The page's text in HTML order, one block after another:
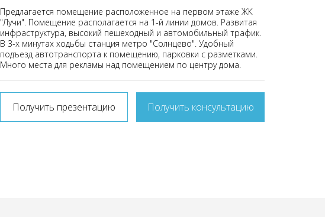
Предлагается помещение расположенное на первом этаже ЖК
"Лучи". Помещение располагается на 1-й линии домов. Развитая
инфраструктура, высокий пешеходный и автомобильный трафик.
В 3-х минутах ходьбы станция метро "Солнцево". Удобный
подъезд автотранспорта к помещению, парковки с разметками.
Много места для рекламы над помещением по центру дома.
Получить презентацию Получить консультацию